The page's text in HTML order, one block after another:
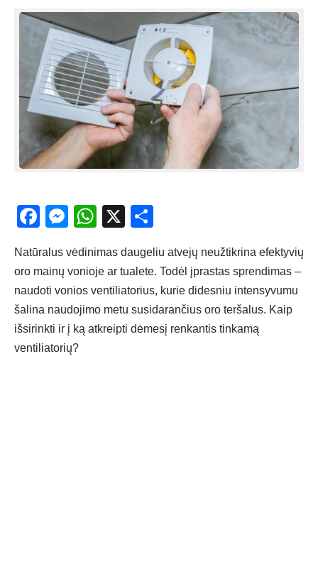
Facebook
Messenger
WhatsApp
X
Natūralus vėdinimas daugeliu atvejų neužtikrina efektyvių
oro mainų vonioje ar tualete. Todėl įprastas sprendimas –
naudoti vonios ventiliatorius, kurie didesniu intensyvumu
šalina naudojimo metu susidarančius oro teršalus. Kaip
išsirinkti ir į ką atkreipti dėmesį renkantis tinkamą
ventiliatorių?